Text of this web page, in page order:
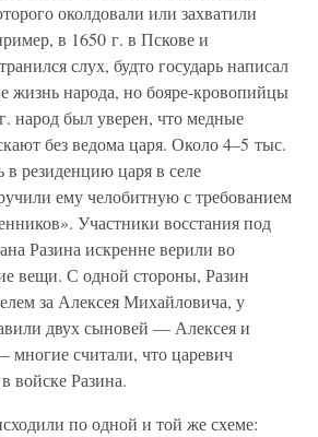
околдовали или захватили
в 1650 г. в Пскове и
слух, будто государь написал
жизнь народа, но бояре-кровопийцы
народ был уверен, что медные
без ведома царя. Около 4–5 тыс.
в резиденцию царя в селе
ему челобитную с требованием
Участники восстания под
Разина искренне верили во
вещи. С одной стороны, Разин
за Алексея Михайловича, у
двух сыновей — Алексея и
считали, что царевич
войске Разина.
по одной и той же схеме: